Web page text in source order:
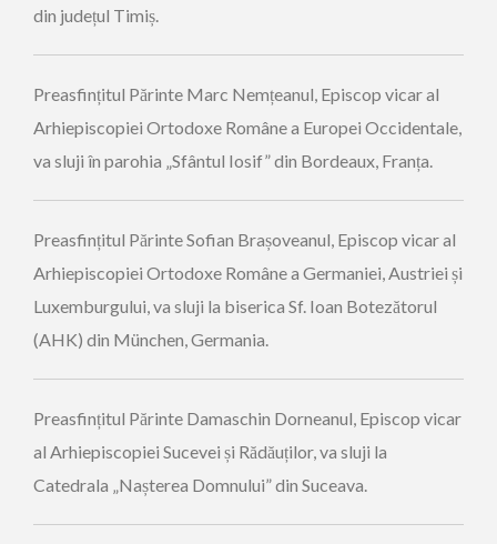
din județul Timiș.
Preasfințitul Părinte Marc Nemțeanul, Episcop vicar al
Arhiepiscopiei Ortodoxe Române a Europei Occidentale,
va sluji în parohia „Sfântul Iosif” din Bordeaux, Franța.
Preasfințitul Părinte Sofian Brașoveanul, Episcop vicar al
Arhiepiscopiei Ortodoxe Române a Germaniei, Austriei și
Luxemburgului, va sluji la biserica Sf. Ioan Botezătorul
(AHK) din München, Germania.
Preasfințitul Părinte Damaschin Dorneanul, Episcop vicar
al Arhiepiscopiei Sucevei și Rădăuților, va sluji la
Catedrala „Nașterea Domnului” din Suceava.